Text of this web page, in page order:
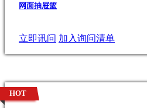
网面抽屉篮
立即讯问 加入询问清单
HOT